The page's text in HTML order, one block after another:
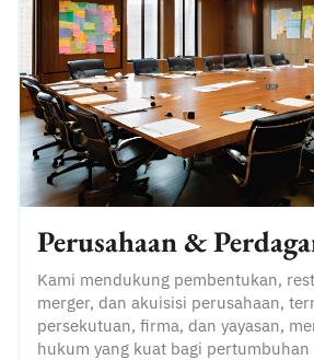
Perusahaan &
Kami mendukung pembentukan,
merger, dan akuisisi perusahaan,
persekutuan, firma, dan yayasan,
hukum yang kuat bagi pertumbuhan